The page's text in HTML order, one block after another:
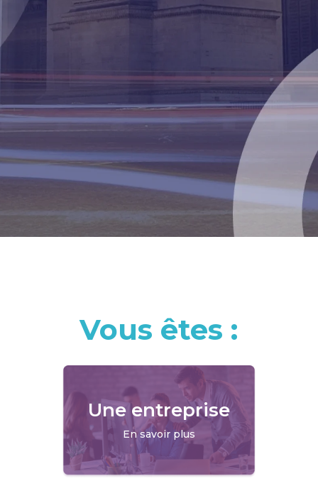
Vous êtes :
Une entreprise
En savoir plus